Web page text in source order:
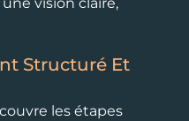
Structuré Et
les étapes